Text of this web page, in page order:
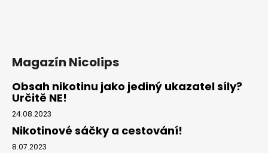
Magazín Nicolips
Obsah nikotinu jako jediný ukazatel síly?
Určitě NE!
24.08.2023
Nikotinové sáčky a cestování!
8.07.2023